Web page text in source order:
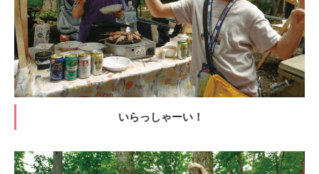
いらっしゃーい！